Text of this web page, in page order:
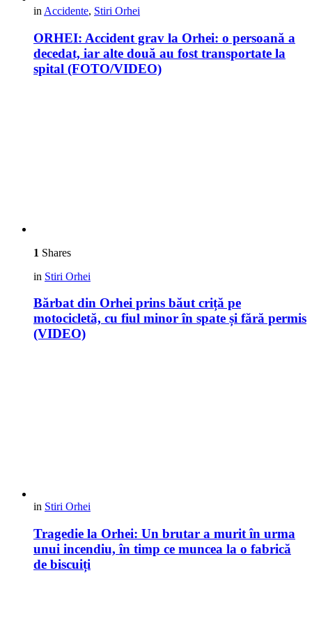
in Accidente, Stiri Orhei
ORHEI: Accident grav la Orhei: o persoană a
decedat, iar alte două au fost transportate la
spital (FOTO/VIDEO)
1 Shares
in Stiri Orhei
Bărbat din Orhei prins băut criță pe
motocicletă, cu fiul minor în spate și fără permis
(VIDEO)
in Stiri Orhei
Tragedie la Orhei: Un brutar a murit în urma
unui incendiu, în timp ce muncea la o fabrică
de biscuiți